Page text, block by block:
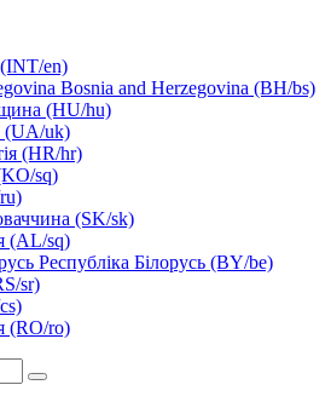
en)
Bosnia and Herzegovina (BH/bs)
(HU/hu)
(UA/uk)
(HR/hr)
sq)
(SK/sk)
(AL/sq)
Республіка Білорусь (BY/be)
sr)
(RO/ro)